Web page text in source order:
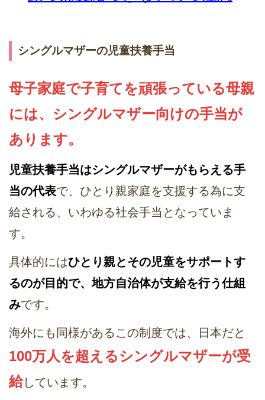
シングルマザーの児童扶養手当
母子家庭で子育てを頑張っている母親
には、シングルマザー向けの手当が
あります。
児童扶養手当はシングルマザーがもらえる手
当の代表で、ひとり親家庭を支援する為に支
給される、いわゆる社会手当となっていま
す。
具体的にはひとり親とその児童をサポートす
るのが目的で、地方自治体が支給を行う仕組
みです。
海外にも同様があるこの制度では、日本だと
100万人を超えるシングルマザーが受
給しています。